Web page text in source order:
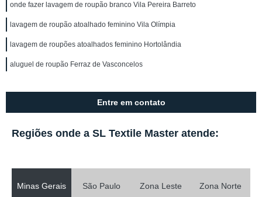
onde fazer lavagem de roupão branco Vila Pereira Barreto
lavagem de roupão atoalhado feminino Vila Olímpia
lavagem de roupões atoalhados feminino Hortolândia
aluguel de roupão Ferraz de Vasconcelos
Entre em contato
Regiões onde a SL Textile Master atende:
Minas Gerais São Paulo Zona Leste Zona Norte